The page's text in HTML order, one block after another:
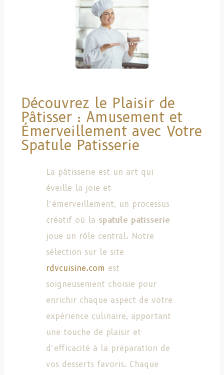
Découvrez le Plaisir de
Pâtisser : Amusement et
Émerveillement avec Votre
Spatule Patisserie
La pâtisserie est un art qui
éveille la joie et
l’émerveillement, un processus
créatif où la spatule patisserie
joue un rôle central. Notre
sélection sur le site
rdvcuisine.com est
soigneusement choisie pour
enrichir chaque aspect de votre
expérience culinaire, apportant
une touche de plaisir et
d’efficacité à la préparation de
vos desserts favoris. Chaque